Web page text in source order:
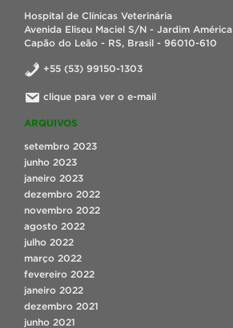
Hospital de Clínicas Veterinária
Avenida Eliseu Maciel S/N - Jardim América
Capão do Leão - RS, Brasil - 96010-610
+55 (53) 99150-1303
clique para ver o e-mail
ARQUIVOS
setembro 2023
junho 2023
janeiro 2023
dezembro 2022
novembro 2022
agosto 2022
julho 2022
março 2022
fevereiro 2022
janeiro 2022
dezembro 2021
junho 2021